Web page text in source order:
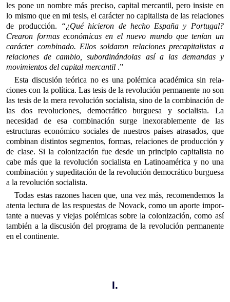
les pone un nombre más preciso, capital mercantil, pero insiste en
lo mismo que en mi tesis, el carácter no capitalista de las rela­ciones
de producción.
“¿Qué hicieron de hecho España y Por­tugal?
Crearon formas económicas en el nuevo mundo que tenían un
carácter combinado. Ellos soldaron relaciones precapitalistas a
relaciones de cambio, subordinándolas así a las demandas y
movimientos del capital mercantil .”
Esta discusión teórica no es una polémica académica sin rela­
ciones con la política. Las tesis de la revolución permanente no son
las tesis de la mera revolución socialista, sino de la combina­ción de
las dos revoluciones, democrático burguesa y socialista. La
necesidad de esa combinación surge inexorablemente de las
estructuras económico sociales de nuestros países atrasados, que
combi­nan distintos segmentos, formas, relaciones de producción y
de clase. Si la colonización fue desde un principio capitalista no
cabe más que la revolución socialista en Latinoamérica y no una
combinación y supeditación de la revolución democrático burguesa
a la revolución socialista.
Todas estas razones hacen que, una vez más, recomendemos la
atenta lectura de las respuestas de Novack, como un aporte impor­
tante a nuevas y viejas polémicas sobre la colonización, como así
también a la discusión del programa de la revolución permanente
en el continente.
I.